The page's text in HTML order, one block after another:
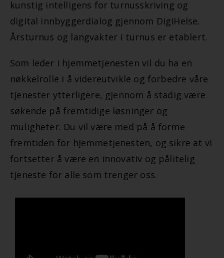
kunstig intelligens for turnusskriving og
digital innbyggerdialog gjennom DigiHelse.
Årsturnus og langvakter i turnus er etablert.
Som leder i hjemmetjenesten vil du ha en
nøkkelrolle i å videreutvikle og forbedre våre
tjenester ytterligere, gjennom å stadig være
søkende på fremtidige løsninger og
muligheter. Du vil være med på å forme
fremtiden for hjemmetjenesten, og sikre at vi
fortsetter å være en innovativ og pålitelig
tjeneste for alle som trenger oss.